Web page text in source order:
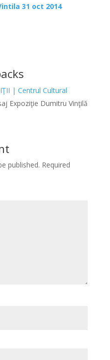
31 oct 2014
| Centrul Cultural
Expoziţie Dumitru Vinţilă
published. Required